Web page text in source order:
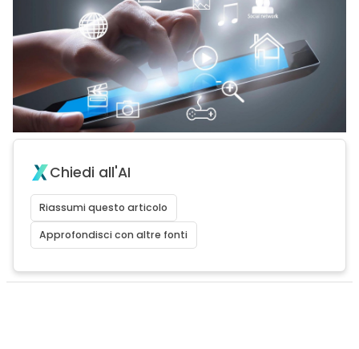
Chiedi all'AI
Riassumi questo articolo
Approfondisci con altre fonti